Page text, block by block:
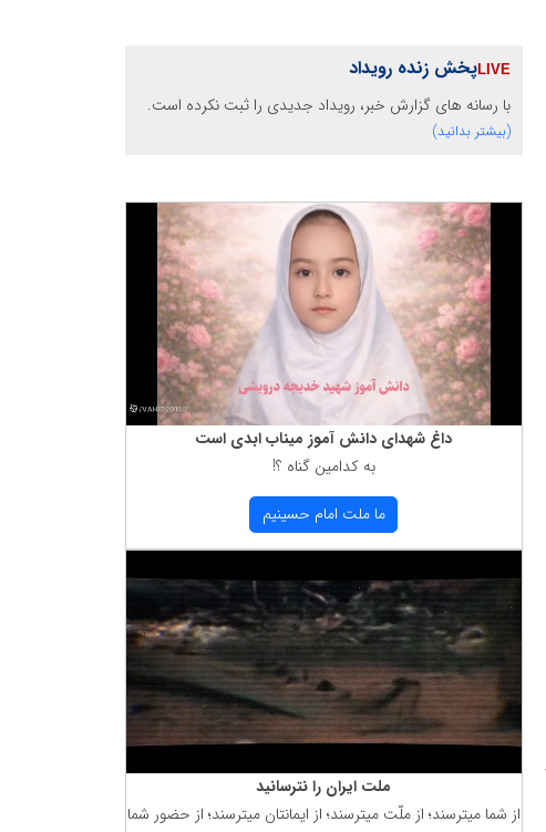
پخش زنده رویداد
با رسانه های گزارش خبر، رویداد جدیدی را ثبت نکرده است.
(بیشتر بدانید)
داغ شهدای دانش آموز میناب ابدی است
به كدامین گناه ؟!
ما ملت امام حسینیم
ملت ایران را نترسانید
از شما میترسند؛ از ملّت میترسند؛ از ایمانتان میترسند؛ از حضور شما